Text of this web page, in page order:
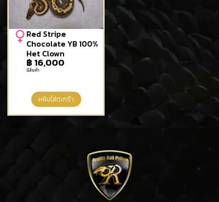
Red Stripe
Chocolate YB 100%
Het Clown
฿ 16,000
มีสินค้า
หยิบใส่ตะกร้า